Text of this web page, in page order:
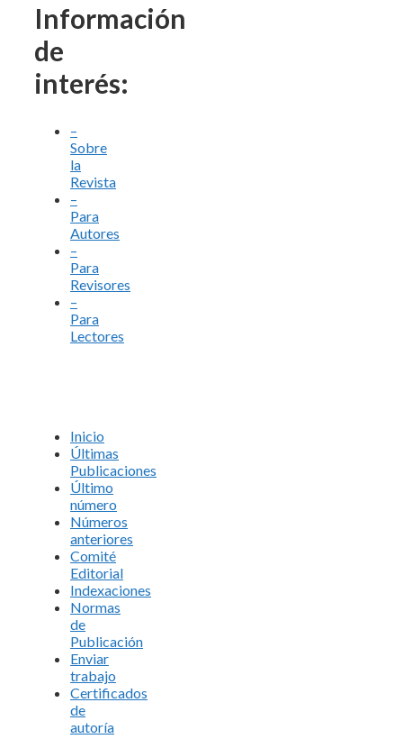
Información
de
interés:
–
Sobre
la
Revista
–
Para
Autores
–
Para
Revisores
–
Para
Lectores
Inicio
Últimas
Publicaciones
Último
número
Números
anteriores
Comité
Editorial
Indexaciones
Normas
de
Publicación
Enviar
trabajo
Certificados
de
autoría